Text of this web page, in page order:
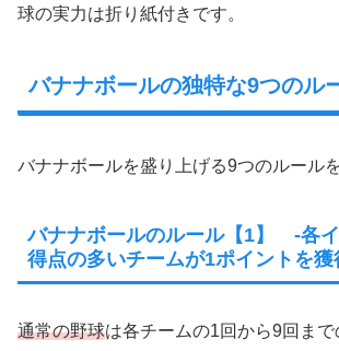
球の実力は折り紙付きです。
バナナボールの独特な9つのル
バナナボールを盛り上げる9つのルール
バナナボールのルール【1】 -各
得点の多いチームが1ポイントを獲
通常の野球は各チームの1回から9回ま